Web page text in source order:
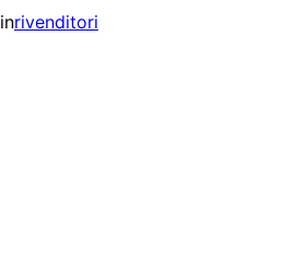
inrivenditori